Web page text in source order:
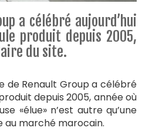
a célébré aujourd’hui
produit depuis 2005,
du site.
de Renault Group a célébré
depuis 2005, année où
«élue» n’est autre qu’une
au marché marocain.